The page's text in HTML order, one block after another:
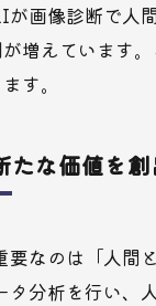
画像診断で人
増えています
す。
な価値を
なのは「人間
分析を行い、